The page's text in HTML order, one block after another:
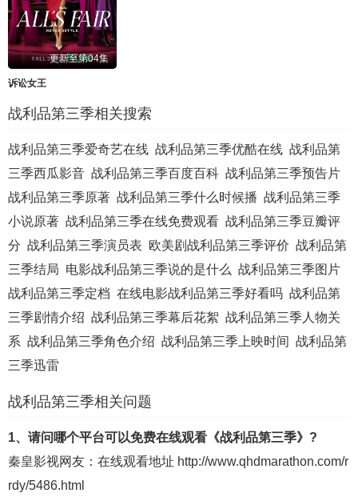
更新至第04集
诉讼女王
战利品第三季相关搜索
战利品第三季爱奇艺在线 战利品第三季优酷在线 战利品第
三季西瓜影音 战利品第三季百度百科 战利品第三季预告片
战利品第三季原著 战利品第三季什么时候播 战利品第三季
小说原著 战利品第三季在线免费观看 战利品第三季豆瓣评
分 战利品第三季演员表 欧美剧战利品第三季评价 战利品第
三季结局 电影战利品第三季说的是什么 战利品第三季图片
战利品第三季定档 在线电影战利品第三季好看吗 战利品第
三季剧情介绍 战利品第三季幕后花絮 战利品第三季人物关
系 战利品第三季角色介绍 战利品第三季上映时间 战利品第
三季迅雷
战利品第三季相关问题
1、请问哪个平台可以免费在线观看《战利品第三季》?
秦皇影视网友：在线观看地址 http://www.qhdmarathon.com/r
rdy/5486.html